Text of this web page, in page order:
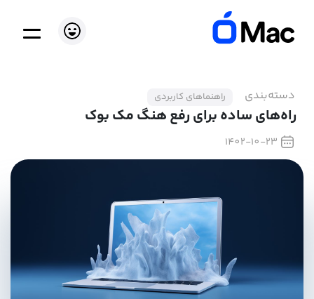
دسته‌بندی راهنماهای کاربردی
راه‌های ساده برای رفع هنگ مک بوک
1402-10-23